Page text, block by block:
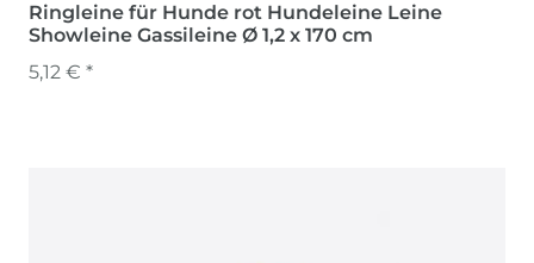
Ringleine für Hunde rot Hundeleine Leine
Showleine Gassileine Ø 1,2 x 170 cm
5,12 € *